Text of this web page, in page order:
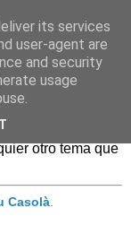
anécdotas,
de estas TIC en
otro tema que
Casolà.
its services
user-agent are
and security
usage